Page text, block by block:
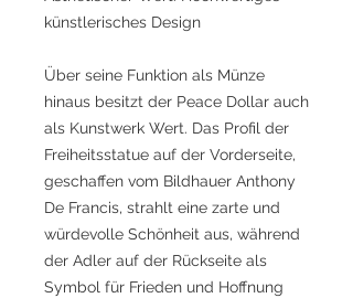
künstlerisches Design
Über seine Funktion als Münze
hinaus besitzt der Peace Dollar auch
als Kunstwerk Wert. Das Profil der
Freiheitsstatue auf der Vorderseite,
geschaffen vom Bildhauer Anthony
De Francis, strahlt eine zarte und
würdevolle Schönheit aus, während
der Adler auf der Rückseite als
Symbol für Frieden und Hoffnung